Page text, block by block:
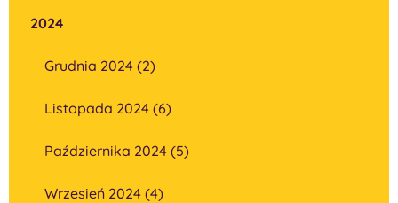
2024
Grudnia 2024 (2)
Listopada 2024 (6)
Października 2024 (5)
Wrzesień 2024 (4)